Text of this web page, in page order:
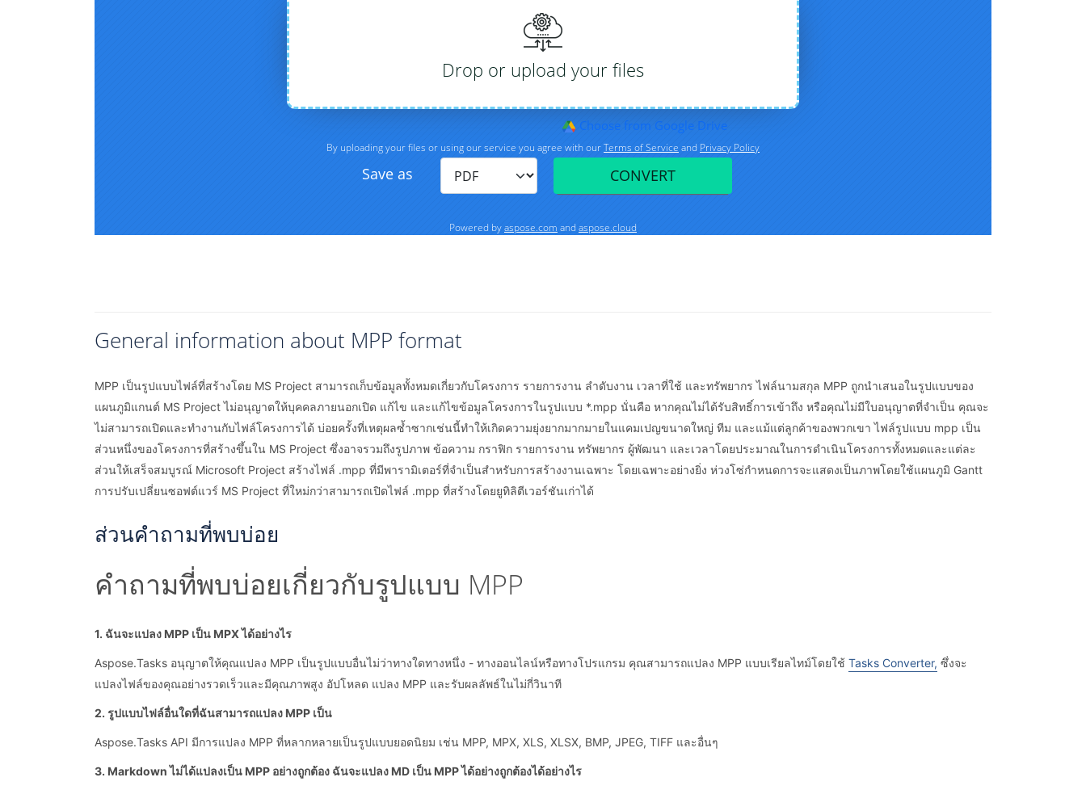
General information about MPP format
MPP เป็นรูปแบบไฟล์ที่สร้างโดย MS Project สามารถเก็บข้อมูลทั้งหมดเกี่ยวกับโครงการ รายการงาน ลำดับงาน เวลาที่ใช้ และทรัพยากร ไฟล์นามสกุล MPP ถูกนำเสนอในรูปแบบของ
แผนภูมิแกนต์ MS Project ไม่อนุญาตให้บุคคลภายนอกเปิด แก้ไข และแก้ไขข้อมูลโครงการในรูปแบบ *.mpp นั่นคือ หากคุณไม่ได้รับสิทธิ์การเข้าถึง หรือคุณไม่มีใบอนุญาตที่จำเป็น คุณจะ
ไม่สามารถเปิดและทำงานกับไฟล์โครงการได้ บ่อยครั้งที่เหตุผลซ้ำซากเช่นนี้ทำให้เกิดความยุ่งยากมากมายในแคมเปญขนาดใหญ่ ทีม และแม้แต่ลูกค้าของพวกเขา ไฟล์รูปแบบ mpp เป็น
ส่วนหนึ่งของโครงการที่สร้างขึ้นใน MS Project ซึ่งอาจรวมถึงรูปภาพ ข้อความ กราฟิก รายการงาน ทรัพยากร ผู้พัฒนา และเวลาโดยประมาณในการดำเนินโครงการทั้งหมดและแต่ละ
ส่วนให้เสร็จสมบูรณ์ Microsoft Project สร้างไฟล์ .mpp ที่มีพารามิเตอร์ที่จำเป็นสำหรับการสร้างงานเฉพาะ โดยเฉพาะอย่างยิ่ง ห่วงโซ่กำหนดการจะแสดงเป็นภาพโดยใช้แผนภูมิ Gantt
การปรับเปลี่ยนซอฟต์แวร์ MS Project ที่ใหม่กว่าสามารถเปิดไฟล์ .mpp ที่สร้างโดยยูทิลิตีเวอร์ชันเก่าได้
ส่วนคำถามที่พบบ่อย
คำถามที่พบบ่อยเกี่ยวกับรูปแบบ MPP
1. ฉันจะแปลง MPP เป็น MPX ได้อย่างไร
Aspose.Tasks อนุญาตให้คุณแปลง MPP เป็นรูปแบบอื่นไม่ว่าทางใดทางหนึ่ง - ทางออนไลน์หรือทางโปรแกรม คุณสามารถแปลง MPP แบบเรียลไทม์โดยใช้ Tasks Converter, ซึ่งจะ
แปลงไฟล์ของคุณอย่างรวดเร็วและมีคุณภาพสูง อัปโหลด แปลง MPP และรับผลลัพธ์ในไม่กี่วินาที
2. รูปแบบไฟล์อื่นใดที่ฉันสามารถแปลง MPP เป็น
Aspose.Tasks API มีการแปลง MPP ที่หลากหลายเป็นรูปแบบยอดนิยม เช่น MPP, MPX, XLS, XLSX, BMP, JPEG, TIFF และอื่นๆ
3. Markdown ไม่ได้แปลงเป็น MPP อย่างถูกต้อง ฉันจะแปลง MD เป็น MPP ได้อย่างถูกต้องได้อย่างไร